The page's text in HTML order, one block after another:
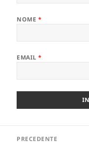
NOME *
EMAIL*
PRECEDENTE